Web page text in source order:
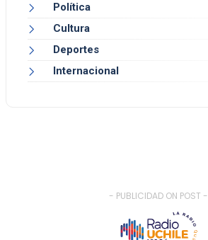
Política
Cultura
Deportes
Internacional
- PUBLICIDAD ON POST -